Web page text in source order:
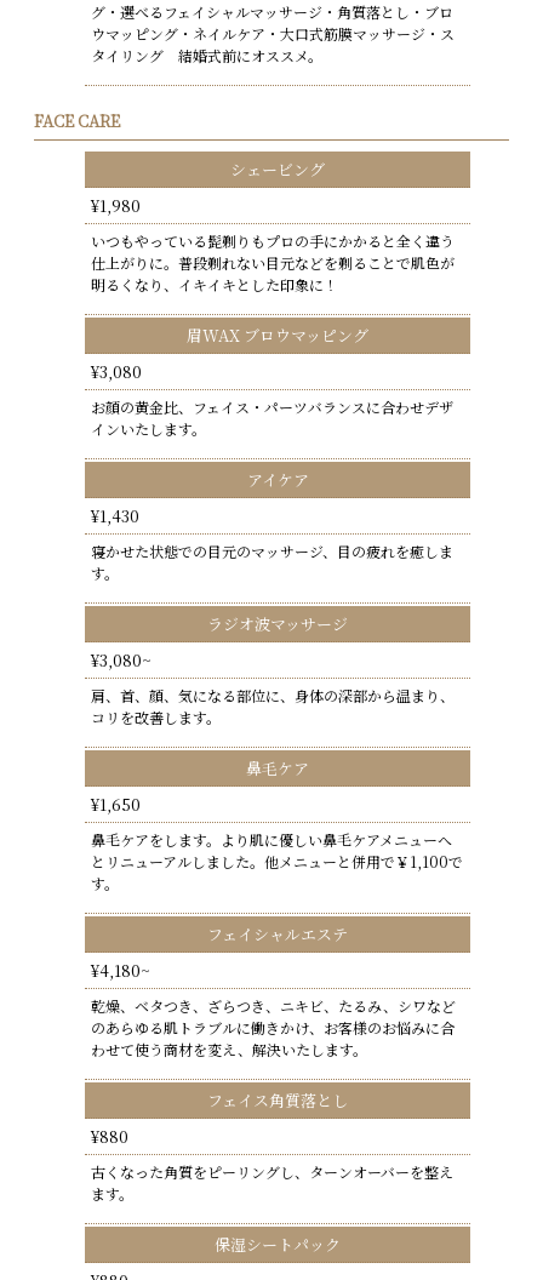
グ・選べるフェイシャルマッサージ・角質落とし・ブロ
ウマッピング・ネイルケア・大口式筋膜マッサージ・ス
タイリング 結婚式前にオススメ。
FACE CARE
シェービング
¥1,980
いつもやっている髭剃りもプロの手にかかると全く違う
仕上がりに。普段剃れない目元などを剃ることで肌色が
明るくなり、イキイキとした印象に！
眉WAX ブロウマッピング
¥3,080
お顔の黄金比、フェイス・パーツバランスに合わせデザ
インいたします。
アイケア
¥1,430
寝かせた状態での目元のマッサージ、目の疲れを癒しま
す。
ラジオ波マッサージ
¥3,080~
肩、首、顔、気になる部位に、身体の深部から温まり、
コリを改善します。
鼻毛ケア
¥1,650
鼻毛ケアをします。より肌に優しい鼻毛ケアメニューへ
とリニューアルしました。他メニューと併用で￥1,100で
す。
フェイシャルエステ
¥4,180~
乾燥、ベタつき、ざらつき、ニキビ、たるみ、シワなど
のあらゆる肌トラブルに働きかけ、お客様のお悩みに合
わせて使う商材を変え、解決いたします。
フェイス角質落とし
¥880
古くなった角質をピーリングし、ターンオーバーを整え
ます。
保湿シートパック